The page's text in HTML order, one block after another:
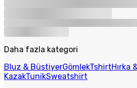
Daha fazla kategori
Bluz & BüstiyerGömlekTshirtHırka
KazakTunikSweatshirt